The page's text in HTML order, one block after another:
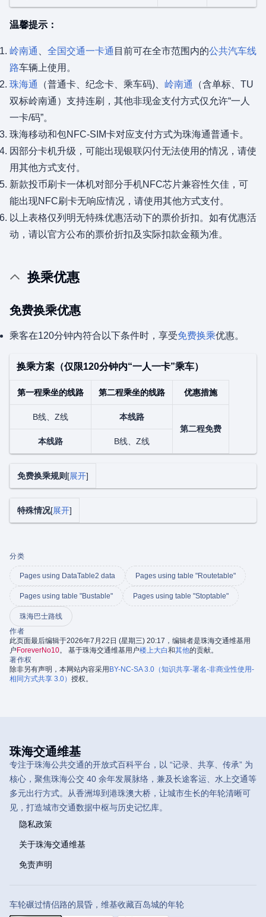
温馨提示：
岭南通 全国交通一卡通 目前可在全市范围内的公共汽车线
路车辆上使用。
珠海通
（普通卡、纪念卡、乘车码)、 岭南通
（含单标、TU
双标岭南通）支持连刷，其他非现金支付方式仅允许“一人
一卡/码”。
珠海移动和包NFC-SIM卡对应支付方式为珠海通普通卡。
因部分卡机升级，可能出现银联闪付无法使用的情况，请使
用其他方式支付。
新款投币刷卡一体机对部分手机NFC芯片兼容性欠佳，可
能出现NFC刷卡无响应情况，请使用其他方式支付。
以上表格仅列明无特殊优惠活动下的票价折扣。如有优惠活
动，请以官方公布的票价折扣及实际扣款金额为准。
换乘优惠
免费换乘优惠
乘客在120分钟内符合以下条件时，享受免费换乘优惠。
换乘方案（仅限120分钟内“一人一卡”乘车）
第一程乘坐的线路 第二程乘坐的线路 优惠措施
B线、Z线
本线路
第二程免费
本线路
B线、Z线
展开
免费换乘规则
展开
特殊情况
分类
Pages using DataTable2 data Pages using table "Routetable"
Pages using table "Bustable" Pages using table "Stoptable"
珠海巴士路线
作者
此页面最后编辑于2026年7月22日 (星期三) 20:17，编辑者是珠海交通维基用
户ForeverNo10。 基于珠海交通维基用户楼上大白和其他的贡献。
著作权
除非另有声明，本网站内容采用BY-NC-SA 3.0（知识共享-署名-非商业性使用-
相同方式共享 3.0） 授权。
珠海交通维基
专注于珠海公共交通的开放式百科平台，以 “记录、共享、传承” 为
核心，聚焦珠海公交 40 余年发展脉络，兼及长途客运、水上交通等
多元出行方式。从香洲埠到港珠澳大桥，让城市生长的年轮清晰可
见，打造城市交通数据中枢与历史记忆库。
隐私政策
关于珠海交通维基
免责声明
车轮碾过情侣路的晨昏，维基收藏百岛城的年轮